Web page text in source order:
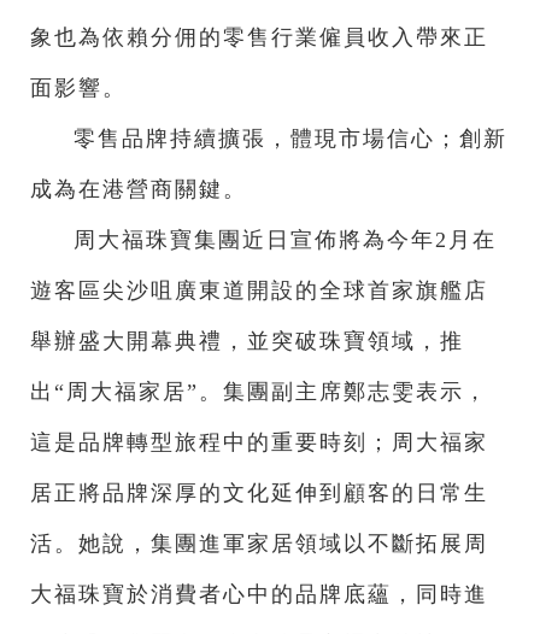
象也為依賴分佣的零售行業僱員收入帶來正
面影響。
零售品牌持續擴張，體現市場信心；創新
成為在港營商關鍵。
周大福珠寶集團近日宣佈將為今年2月在
遊客區尖沙咀廣東道開設的全球首家旗艦店
舉辦盛大開幕典禮，並突破珠寶領域，推
出“周大福家居”。集團副主席鄭志雯表示，
這是品牌轉型旅程中的重要時刻；周大福家
居正將品牌深厚的文化延伸到顧客的日常生
活。她說，集團進軍家居領域以不斷拓展周
大福珠寶於消費者心中的品牌底蘊，同時進